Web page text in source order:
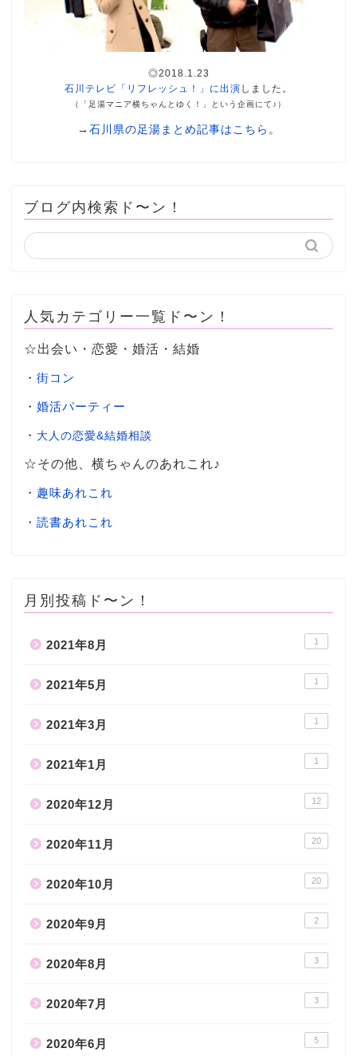
◎2018.1.23
石川テレビ「リフレッシュ！」に出演 しました。
（「足湯マニア横ちゃんとゆく！」という企画にて♪）
→ 石川県の足湯まとめ記事はこちら 。
ブログ内検索ド〜ン！
人気カテゴリー一覧ド〜ン！
☆出会い・恋愛・婚活・結婚
・ 街コン
・ 婚活パーティー
・ 大人の恋愛&結婚相談
☆その他、横ちゃんのあれこれ♪
・ 趣味あれこれ
・ 読書あれこれ
月別投稿ド〜ン！
2021年8月 1
2021年5月 1
2021年3月 1
2021年1月 1
2020年12月 12
2020年11月 20
2020年10月 20
2020年9月 2
2020年8月 3
2020年7月 3
2020年6月 5